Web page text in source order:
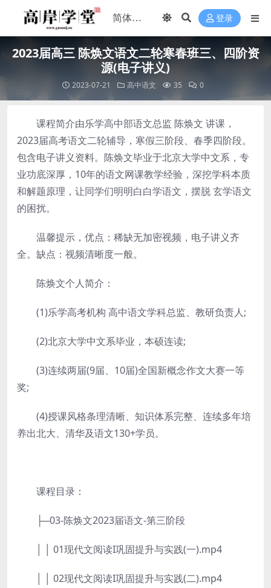
登录
2023届高三 陈焕文语文二轮寒春班三、四阶资
源(电子讲义)
2023-07-21 高中语文 35 0
课程简介由乐学高中部语文总监 陈焕文 讲课，
2023届高考语文二轮辅导，寒假三阶段、春季四阶段。
包含电子讲义资料。陈焕文毕业于北京大学中文系，专
业功底深厚，10年的语文网课教学经验，深挖学科本质
和解题原理，让同学们明明白白学语文，摆脱 玄学语文
的困扰。
温馨提示，优点：稀缺无加密视频，电子讲义齐
全。缺点：视频清晰度一般。
陈焕文个人简介：
(1)乐学高考机构 高中语文学科总监、教研负责人;
(2)北京大学中文系毕业，本硕连读;
(3)连续两届(9届、10届)全国新概念作文大赛一等
奖;
(4)授课风格条理清晰、知识体系完整、连续多年培
养出北大、清华及语文130+学员。
课程目录：
├─03-陈焕文2023届语文-第三阶段
│ │ 01现代文阅读I巩固提升与实践(一).mp4
│ │ 02现代文阅读I巩固提升与实践(二).mp4